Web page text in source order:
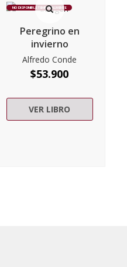
NO DISPONIBLE TEMPORALMENTE
Peregrino en
invierno
Alfredo Conde
$53.900
VER LIBRO